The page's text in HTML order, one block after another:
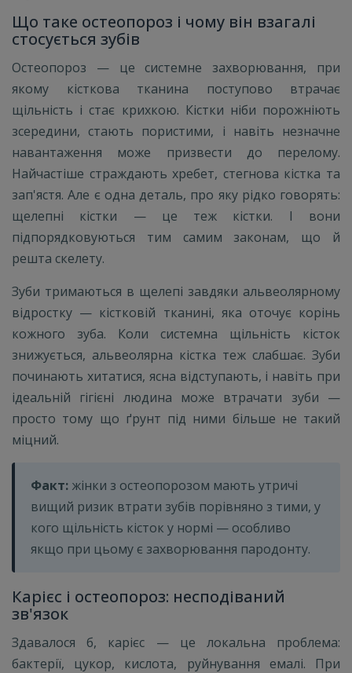
Що таке остеопороз і чому він взагалі
стосується зубів
Остеопороз — це системне захворювання, при
якому кісткова тканина поступово втрачає
щільність і стає крихкою. Кістки ніби порожніють
зсередини, стають пористими, і навіть незначне
навантаження може призвести до перелому.
Найчастіше страждають хребет, стегнова кістка та
зап'ястя. Але є одна деталь, про яку рідко говорять:
щелепні кістки — це теж кістки. І вони
підпорядковуються тим самим законам, що й
решта скелету.
Зуби тримаються в щелепі завдяки альвеолярному
відростку — кістковій тканині, яка оточує корінь
кожного зуба. Коли системна щільність кісток
знижується, альвеолярна кістка теж слабшає. Зуби
починають хитатися, ясна відступають, і навіть при
ідеальній гігієні людина може втрачати зуби —
просто тому що ґрунт під ними більше не такий
міцний.
Факт: жінки з остеопорозом мають утричі
вищий ризик втрати зубів порівняно з тими, у
кого щільність кісток у нормі — особливо
якщо при цьому є захворювання пародонту.
Карієс і остеопороз: несподіваний
зв'язок
Здавалося б, карієс — це локальна проблема:
бактерії, цукор, кислота, руйнування емалі. При